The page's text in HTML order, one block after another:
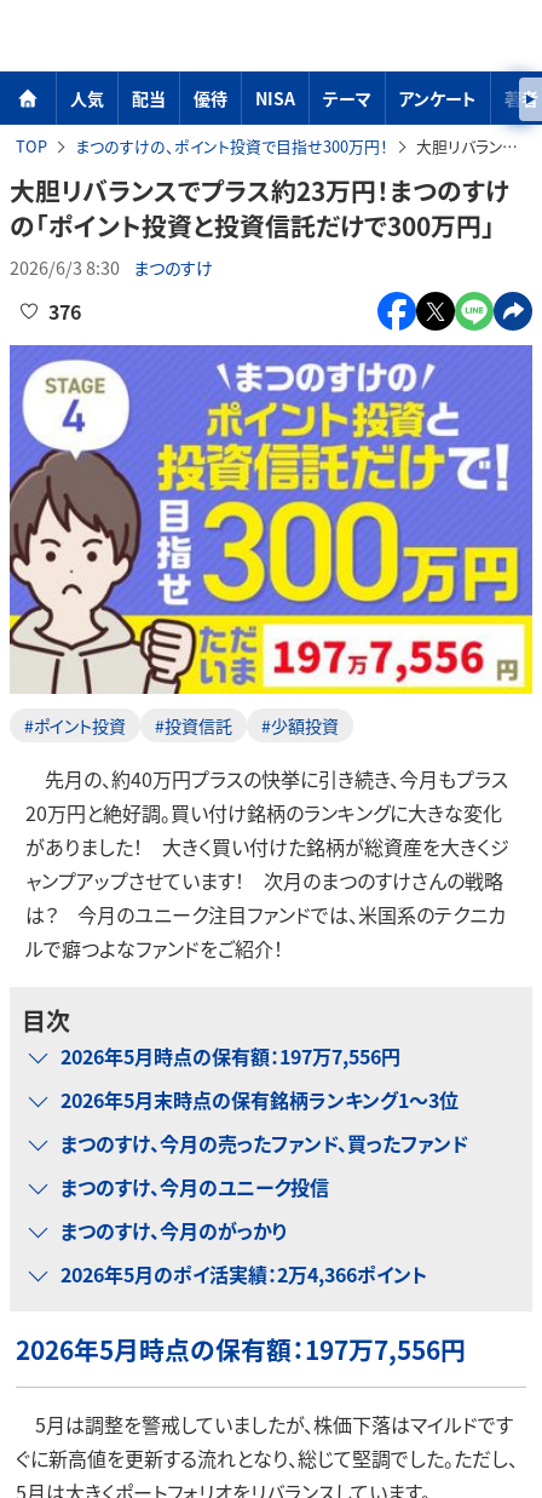
人気 配当 優待 NISA テーマ アンケート 著者
TOP まつのすけの、ポイント投資で目指せ300万円！ 大胆リバランスでプラス約23万円！まつのすけの「ポイント投資と投資信託だけで300万円」
大胆リバランスでプラス約23万円！まつのすけ
の「ポイント投資と投資信託だけで300万円」
2026/6/3 8:30 まつのすけ
376
#ポイント投資 #投資信託 #少額投資
先月の、約40万円プラスの快挙に引き続き、今月もプラス
20万円と絶好調。買い付け銘柄のランキングに大きな変化
がありました！ 大きく買い付けた銘柄が総資産を大きくジ
ャンプアップさせています！ 次月のまつのすけさんの戦略
は？ 今月のユニーク注目ファンドでは、米国系のテクニカ
ルで癖つよなファンドをご紹介！
目次
2026年5月時点の保有額：197万7,556円
2026年5月末時点の保有銘柄ランキング1～3位
まつのすけ、今月の売ったファンド、買ったファンド
まつのすけ、今月のユニーク投信
まつのすけ、今月のがっかり
2026年5月のポイ活実績：2万4,366ポイント
2026年5月時点の保有額：197万7,556円
5月は調整を警戒していましたが、株価下落はマイルドです
ぐに新高値を更新する流れとなり、総じて堅調でした。ただし、